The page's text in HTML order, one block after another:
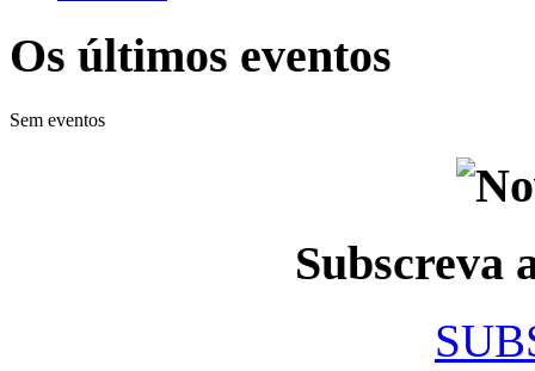
Os últimos eventos
Sem eventos
Subscreva